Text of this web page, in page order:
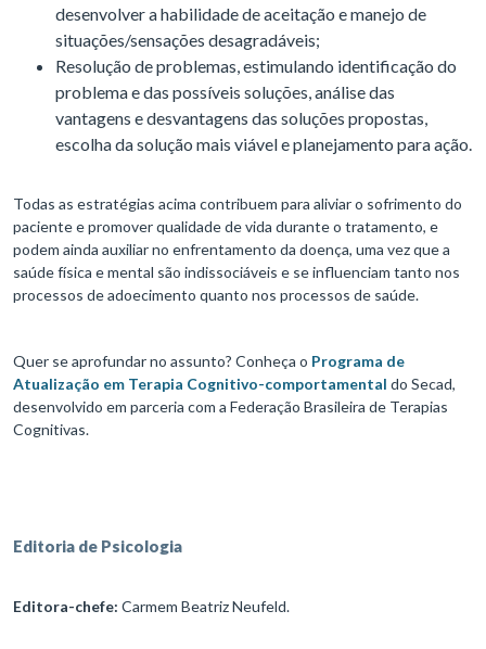
desenvolver a habilidade de aceitação e manejo de
situações/sensações desagradáveis;
Resolução de problemas, estimulando identificação do
problema e das possíveis soluções, análise das
vantagens e desvantagens das soluções propostas,
escolha da solução mais viável e planejamento para ação.
Todas as estratégias acima contribuem para aliviar o sofrimento do
paciente e promover qualidade de vida durante o tratamento, e
podem ainda auxiliar no enfrentamento da doença, uma vez que a
saúde física e mental são indissociáveis e se influenciam tanto nos
processos de adoecimento quanto nos processos de saúde.
Quer se aprofundar no assunto? Conheça o Programa de
Atualização em Terapia Cognitivo-comportamental do Secad,
desenvolvido em parceria com a Federação Brasileira de Terapias
Cognitivas.
Editoria de Psicologia
Editora-chefe: Carmem Beatriz Neufeld.